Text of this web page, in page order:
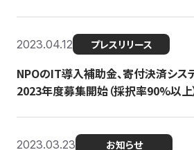
2023.04.12 プレスリリース
NPOのIT導入補助金、寄付決済シス
2023年度募集開始（採択率90%以上
2023.03.23 お知らせ